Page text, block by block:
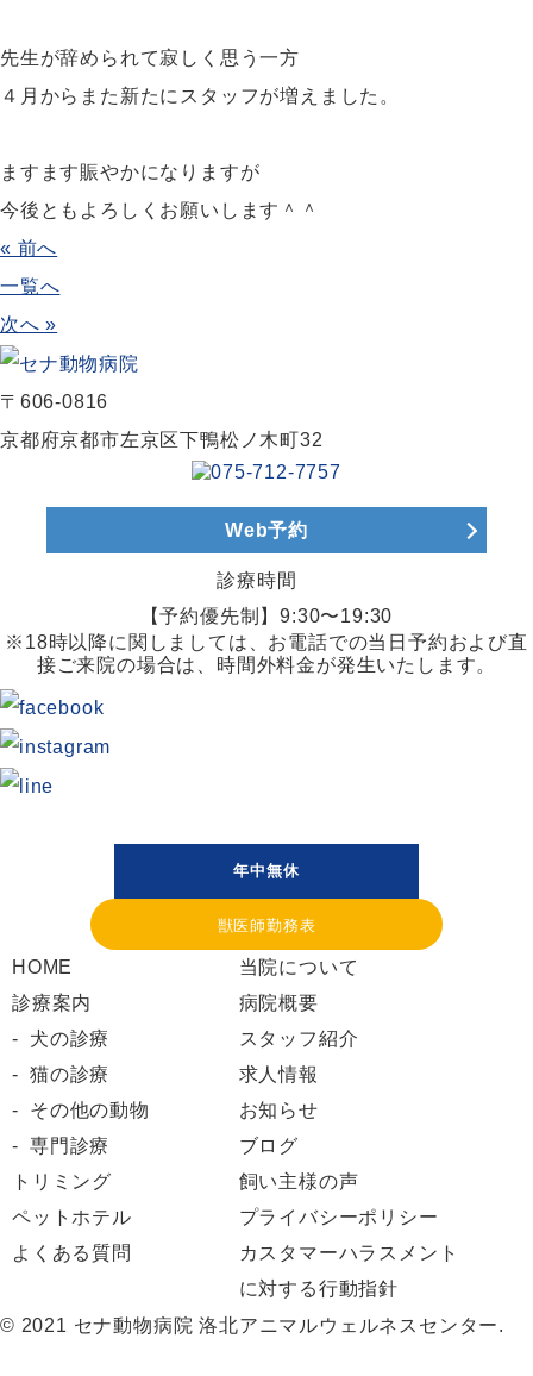
先生が辞められて寂しく思う一方
４月からまた新たにスタッフが増えました。
ますます賑やかになりますが
今後ともよろしくお願いします＾＾
« 前へ
一覧へ
次へ »
〒606-0816
京都府京都市左京区下鴨松ノ木町32
Web予約
診療時間
【予約優先制】9:30〜19:30
※18時以降に関しましては、お電話での当日予約および直
接ご来院の場合は、時間外料金が発生いたします。
年中無休
獣医師勤務表
HOME
診療案内
犬の診療
猫の診療
その他の動物
専門診療
トリミング
ペットホテル
よくある質問
当院について
病院概要
スタッフ紹介
求人情報
お知らせ
ブログ
飼い主様の声
プライバシーポリシー
カスタマーハラスメント
に対する行動指針
© 2021 セナ動物病院 洛北アニマルウェルネスセンター.